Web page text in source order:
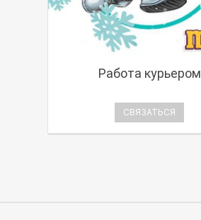
Работа курьером
СВЯЗАТЬСЯ